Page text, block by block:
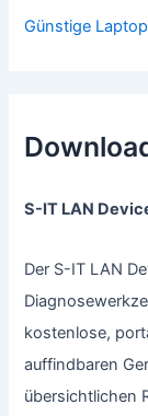
Günstige
S-IT LAN
Der S-IT LAN
kostenlose,
auffindbaren
übersichtlichen